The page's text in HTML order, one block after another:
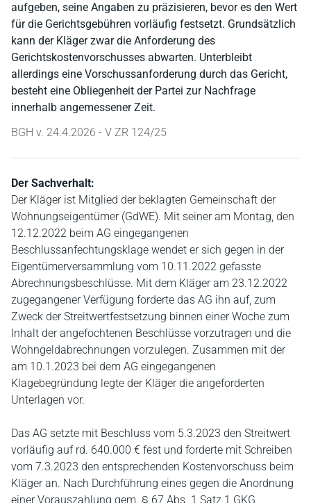
aufgeben, seine Angaben zu präzisieren, bevor es den Wert
für die Gerichtsgebühren vorläufig festsetzt. Grundsätzlich
kann der Kläger zwar die Anforderung des
Gerichtskostenvorschusses abwarten. Unterbleibt
allerdings eine Vorschussanforderung durch das Gericht,
besteht eine Obliegenheit der Partei zur Nachfrage
innerhalb angemessener Zeit.
BGH v. 24.4.2026 - V ZR 124/25
Der Sachverhalt:
Der Kläger ist Mitglied der beklagten Gemeinschaft der
Wohnungseigentümer (GdWE). Mit seiner am Montag, den
12.12.2022 beim AG eingegangenen
Beschlussanfechtungsklage wendet er sich gegen in der
Eigentümerversammlung vom 10.11.2022 gefasste
Abrechnungsbeschlüsse. Mit dem Kläger am 23.12.2022
zugegangener Verfügung forderte das AG ihn auf, zum
Zweck der Streitwertfestsetzung binnen einer Woche zum
Inhalt der angefochtenen Beschlüsse vorzutragen und die
Wohngeldabrechnungen vorzulegen. Zusammen mit der
am 10.1.2023 bei dem AG eingegangenen
Klagebegründung legte der Kläger die angeforderten
Unterlagen vor.
Das AG setzte mit Beschluss vom 5.3.2023 den Streitwert
vorläufig auf rd. 640.000 € fest und forderte mit Schreiben
vom 7.3.2023 den entsprechenden Kostenvorschuss beim
Kläger an. Nach Durchführung eines gegen die Anordnung
einer Vorauszahlung gem. § 67 Abs. 1 Satz 1 GKG